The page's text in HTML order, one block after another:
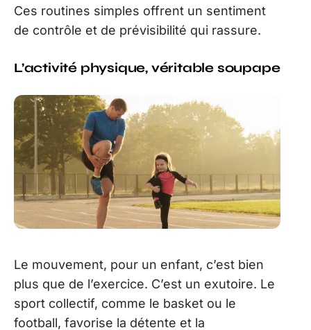
Ces routines simples offrent un sentiment
de contrôle et de prévisibilité qui rassure.
L’activité physique, véritable soupape
Le mouvement, pour un enfant, c’est bien
plus que de l’exercice. C’est un exutoire. Le
sport collectif, comme le basket ou le
football, favorise la détente et la